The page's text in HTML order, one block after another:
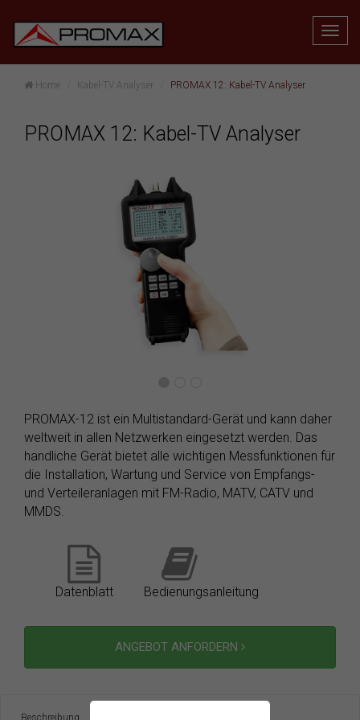
Home Kabel-TV Analyser PROMAX 12: Kabel-TV Analyser
PROMAX 12: Kabel-TV Analyser
PROMAX-12 ist ein Multistandard-Gerät und kann daher
weltweit in allen Netzwerken eingesetzt werden. Das
handliche Gerät bietet alle wichtigen Messfunktionen für
die Installation, Wartung und Service von Empfangs-
und Verteileranlagen mit FM-Radio, MATV, CATV und
MMDS.
Datenblatt Bedienungsanleitung
ANGEBOT ANFORDERN
Beschreibung